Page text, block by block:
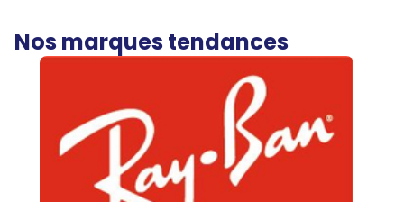
Nos marques tendances